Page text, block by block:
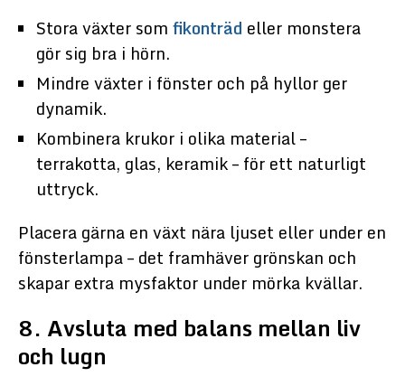
Stora växter som fikonträd eller monstera
gör sig bra i hörn.
Mindre växter i fönster och på hyllor ger
dynamik.
Kombinera krukor i olika material –
terrakotta, glas, keramik – för ett naturligt
uttryck.
Placera gärna en växt nära ljuset eller under en
fönsterlampa – det framhäver grönskan och
skapar extra mysfaktor under mörka kvällar.
8. Avsluta med balans mellan liv
och lugn